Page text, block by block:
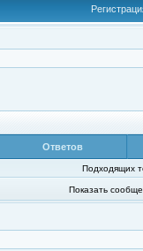
Ответов
Подходящих
Показать